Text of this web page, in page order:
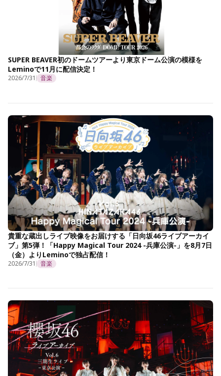
SUPER BEAVER初のドームツアーより東京ドーム公演の模様を
Leminoで11月に配信決定！
2026/7/31 音楽
貴重な蔵出しライブ映像をお届けする「日向坂46ライブアーカイ
ブ」第5弾！「Happy Magical Tour 2024 -兵庫公演-」を8月7日
（金）よりLeminoで独占配信！
2026/7/31 音楽